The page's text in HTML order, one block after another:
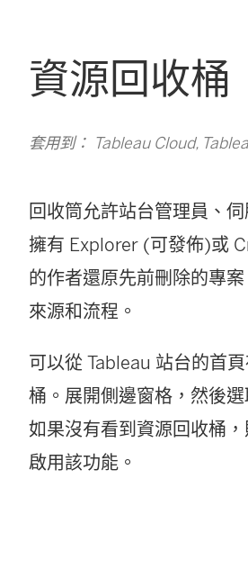
資源回收桶
套用到： Tableau Cloud,
回收筒允許站台管理員、
擁有 Explorer (可發佈)或
的作者還原先前刪除的專
來源和流程。
可以從 Tableau 站台的首
桶。展開側邊窗格，然後選
如果沒有看到資源回收桶
啟用該功能。